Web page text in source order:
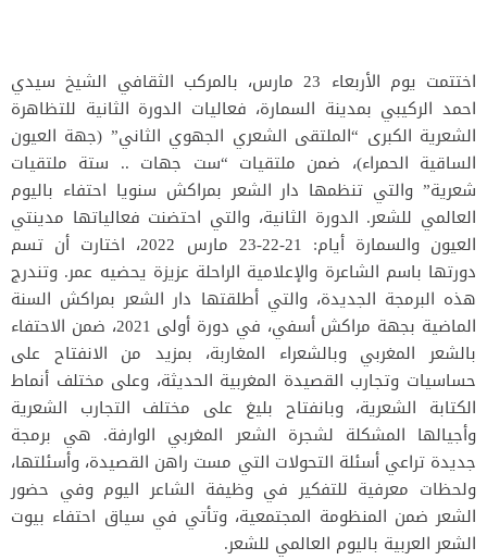
اختتمت يوم الأربعاء 23 مارس، بالمركب الثقافي الشيخ سيدي
احمد الركيبي بمدينة السمارة، فعاليات الدورة الثانية للتظاهرة
الشعرية الكبرى “الملتقى الشعري الجهوي الثاني” (جهة العيون
الساقية الحمراء)، ضمن ملتقيات “ست جهات .. ستة ملتقيات
شعرية” والتي تنظمها دار الشعر بمراكش سنويا احتفاء باليوم
العالمي للشعر. الدورة الثانية، والتي احتضنت فعالياتها مدينتي
العيون والسمارة أيام: 21-22-23 مارس 2022، اختارت أن تسم
دورتها باسم الشاعرة والإعلامية الراحلة عزيزة يحضيه عمر. وتندرج
هذه البرمجة الجديدة، والتي أطلقتها دار الشعر بمراكش السنة
الماضية بجهة مراكش أسفي، في دورة أولى 2021، ضمن الاحتفاء
بالشعر المغربي وبالشعراء المغاربة، بمزيد من الانفتاح على
حساسيات وتجارب القصيدة المغربية الحديثة، وعلى مختلف أنماط
الكتابة الشعرية، وبانفتاح بليغ على مختلف التجارب الشعرية
وأجيالها المشكلة لشجرة الشعر المغربي الوارفة. هي برمجة
جديدة تراعي أسئلة التحولات التي مست راهن القصيدة، وأسئلتها،
ولحظات معرفية للتفكير في وظيفة الشاعر اليوم وفي حضور
الشعر ضمن المنظومة المجتمعية، وتأتي في سياق احتفاء بيوت
الشعر العربية باليوم العالمي للشعر.